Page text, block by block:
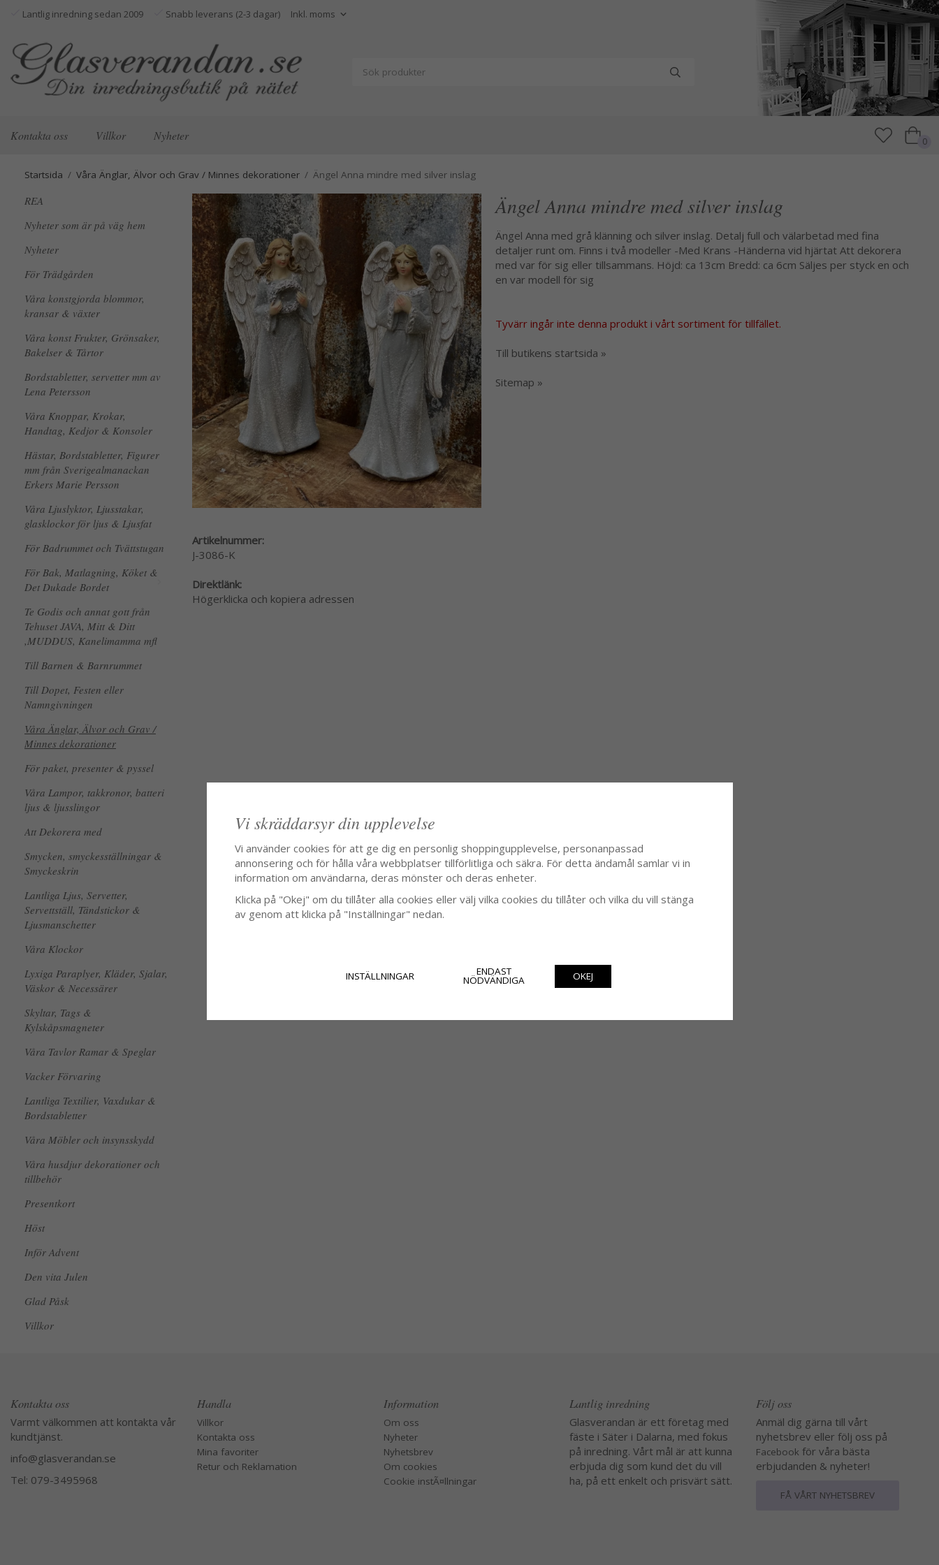
Lantlig inredning sedan 2009 Snabb leverans (2-3 dagar)
Kontakta oss Villkor Nyheter 0
Startsida / Våra Änglar, Älvor och Grav / Minnes dekorationer / Ängel Anna mindre med silver inslag
REA
Nyheter som är på väg hem
Nyheter
För Trädgården
Våra konstgjorda blommor,
kransar & växter
Våra konst Frukter, Grönsaker,
Bakelser & Tårtor
Bordstabletter, servetter mm av
Lena Petersson
Våra Knoppar, Krokar,
Handtag, Kedjor & Konsoler
Hästar, Bordstabletter, Figurer
mm från Sverigealmanackan
Erkers Marie Persson
Våra Ljuslyktor, Ljusstakar,
glasklockor för ljus & Ljusfat
För Badrummet och Tvättstugan
För Bak, Matlagning, Köket &
Det Dukade Bordet
Te Godis och annat gott från
Tehuset JAVA, Mitt & Ditt
,MUDDUS, Kanelimamma mfl
Till Barnen & Barnrummet
Till Dopet, Festen eller
Namngivningen
Våra Änglar, Älvor och Grav /
Minnes dekorationer
För paket, presenter & pyssel
Våra Lampor, takkronor, batteri
ljus & ljusslingor
Att Dekorera med
Smycken, smyckesställningar &
Smyckeskrin
Lantliga Ljus, Servetter,
Servettställ, Tändstickor &
Ljusmanschetter
Våra Klockor
Lyxiga Paraplyer, Kläder, Sjalar,
Väskor & Necessärer
Skyltar, Tags &
Kylskåpsmagneter
Våra Tavlor Ramar & Speglar
Vacker Förvaring
Lantliga Textilier, Vaxdukar &
Bordstabletter
Våra Möbler och insynsskydd
Våra husdjur dekorationer och
tillbehör
Presentkort
Höst
Inför Advent
Den vita Julen
Glad Påsk
Villkor
Ängel Anna mindre med silver inslag
Ängel Anna med grå klänning och silver inslag. Detalj full och välarbetad med fina
detaljer runt om. Finns i två modeller -Med Krans -Händerna vid hjärtat Att dekorera
med var för sig eller tillsammans. Höjd: ca 13cm Bredd: ca 6cm Säljes per styck en och
en var modell för sig
Tyvärr ingår inte denna produkt i vårt sortiment för tillfället.
Till butikens startsida »
Sitemap »
Artikelnummer:
J-3086-K
Direktlänk:
Högerklicka och kopiera adressen
Kontakta oss
Varmt välkommen att kontakta vår
kundtjänst.
info@glasverandan.se
Tel: 079-3495968
Handla
Villkor
Kontakta oss
Mina favoriter
Retur och Reklamation
Information
Om oss
Nyheter
Nyhetsbrev
Om cookies
Cookie instÃ¤llningar
Lantlig inredning
Glasverandan är ett företag med
fäste i Säter i Dalarna, med fokus
på inredning. Vårt mål är att kunna
erbjuda dig som kund det du vill
ha, på ett enkelt och prisvärt sätt.
Följ oss
Anmäl dig gärna till vårt
nyhetsbrev eller följ oss på
Facebook för våra bästa
erbjudanden & nyheter!
FÅ VÅRT NYHETSBREV
Vi skräddarsyr din upplevelse
Vi använder cookies för att ge dig en personlig shoppingupplevelse, personanpassad
annonsering och för hålla våra webbplatser tillförlitliga och säkra. För detta ändamål samlar vi in
information om användarna, deras mönster och deras enheter.
Klicka på "Okej" om du tillåter alla cookies eller välj vilka cookies du tillåter och vilka du vill stänga
av genom att klicka på "Inställningar" nedan.
INSTÄLLNINGAR ENDAST
NÖDVÄNDIGA OKEJ